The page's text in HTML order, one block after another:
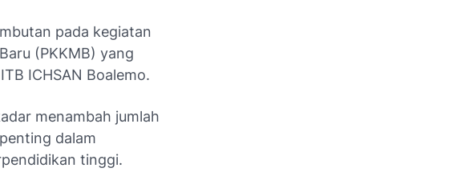
pada kegiatan
(PKKMB) yang
ICHSAN Boalemo.
menambah jumlah
dalam
tinggi.